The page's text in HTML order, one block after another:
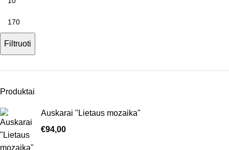
Filtruoti
Produktai
Auskarai "Lietaus mozaika"
€94,00